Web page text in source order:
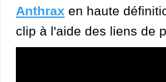
Anthrax en haute
clip à l'aide des liens de